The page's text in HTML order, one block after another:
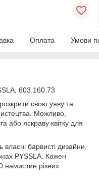
Оплата Умови
603.160.73
свою уяву та
Можливо,
або яскраву квітку для
власні барвисті дизайни,
PYSSLA. Кожен
намистин різних